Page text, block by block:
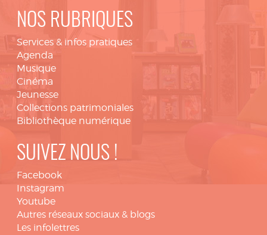
NOS RUBRIQUES
Services & infos pratiques
Agenda
Musique
Cinéma
Jeunesse
Collections patrimoniales
Bibliothèque numérique
SUIVEZ NOUS !
Facebook
Instagram
Youtube
Autres réseaux sociaux & blogs
Les infolettres